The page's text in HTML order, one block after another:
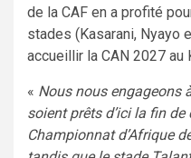
de la CAF en a profité
stades (Kasarani, Nyayo
accueillir la CAN 2027 au
« Nous nous engageons
soient prêts d’ici la fin
Championnat d’Afrique